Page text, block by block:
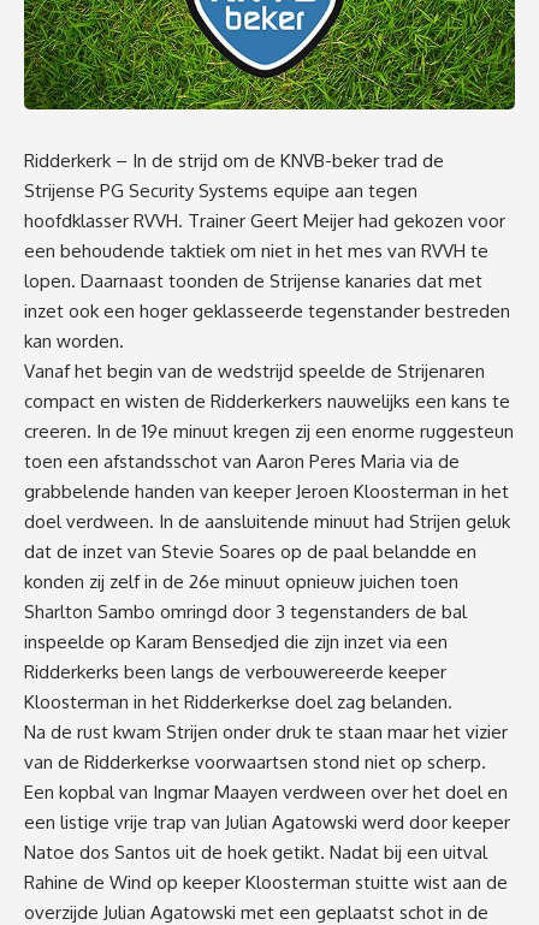
Ridderkerk – In de strijd om de KNVB-beker trad de
Strijense PG Security Systems equipe aan tegen
hoofdklasser RVVH. Trainer Geert Meijer had gekozen voor
een behoudende taktiek om niet in het mes van RVVH te
lopen. Daarnaast toonden de Strijense kanaries dat met
inzet ook een hoger geklasseerde tegenstander bestreden
kan worden.
Vanaf het begin van de wedstrijd speelde de Strijenaren
compact en wisten de Ridderkerkers nauwelijks een kans te
creeren. In de 19e minuut kregen zij een enorme ruggesteun
toen een afstandsschot van Aaron Peres Maria via de
grabbelende handen van keeper Jeroen Kloosterman in het
doel verdween. In de aansluitende minuut had Strijen geluk
dat de inzet van Stevie Soares op de paal belandde en
konden zij zelf in de 26e minuut opnieuw juichen toen
Sharlton Sambo omringd door 3 tegenstanders de bal
inspeelde op Karam Bensedjed die zijn inzet via een
Ridderkerks been langs de verbouwereerde keeper
Kloosterman in het Ridderkerkse doel zag belanden.
Na de rust kwam Strijen onder druk te staan maar het vizier
van de Ridderkerkse voorwaartsen stond niet op scherp.
Een kopbal van Ingmar Maayen verdween over het doel en
een listige vrije trap van Julian Agatowski werd door keeper
Natoe dos Santos uit de hoek getikt. Nadat bij een uitval
Rahine de Wind op keeper Kloosterman stuitte wist aan de
overzijde Julian Agatowski met een geplaatst schot in de